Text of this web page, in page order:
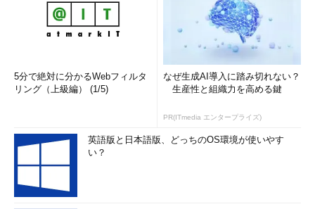
5分で絶対に分かるWebフィルタ
リング（上級編） (1/5)
なぜ生成AI導入に踏み切れない？
生産性と組織力を高める鍵
PR(ITmedia エンタープライズ)
英語版と日本語版、どっちのOS環境が使いやす
い？